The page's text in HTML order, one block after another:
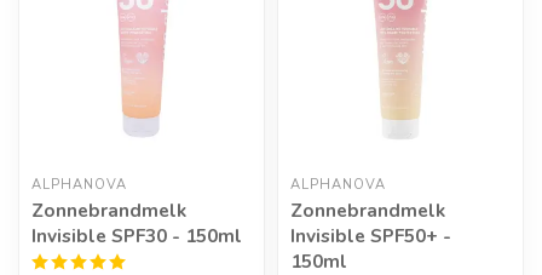
ALPHANOVA
Zonnebrandmelk
Invisible SPF30 - 150ml
ALPHANOVA
Zonnebrandmelk
Invisible SPF50+ -
150ml